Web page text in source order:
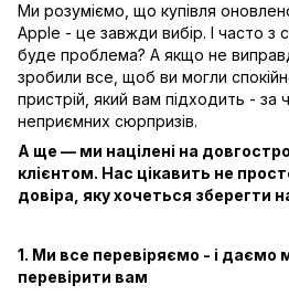
Ми розуміємо, що купівля
Apple - це завжди вибір. І часто з
буде проблема? А якщо не
зробили все, щоб ви могли
пристрій, який вам підходить - за
неприємних сюрпризів.
А ще — ми націлені на
клієнтом. Нас цікавить не
довіра, яку хочеться зберегти
1. Ми все перевіряємо - і даємо
перевірити вам